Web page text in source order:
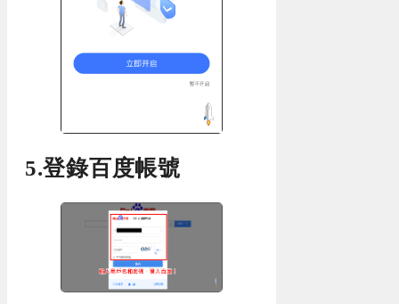
5.登錄百度帳號